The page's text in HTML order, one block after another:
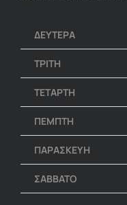
ΔΕΥΤΕΡΑ
ΤΡΙΤΗ
ΤΕΤΑΡΤΗ
ΠΕΜΠΤΗ
ΠΑΡΑΣΚΕΥΗ
ΣΑΒΒΑΤΟ